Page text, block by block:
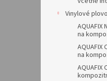
Vinylové
AQUAFIX
na
AQUAFIX
na
AQUAFIX